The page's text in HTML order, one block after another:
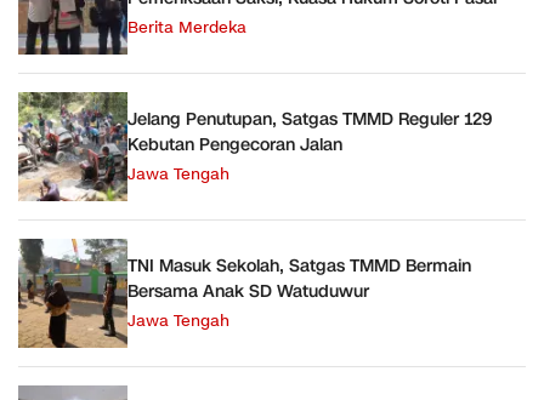
Berita Merdeka
Jelang Penutupan, Satgas TMMD Reguler 129
Kebutan Pengecoran Jalan
Jawa Tengah
TNI Masuk Sekolah, Satgas TMMD Bermain
Bersama Anak SD Watuduwur
Jawa Tengah